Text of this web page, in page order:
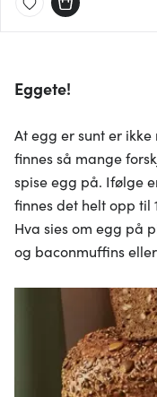
Eggete!
At egg er sunt er
finnes så mange
spise egg på. Ifølge
finnes det helt opp til
Hva sies om egg på
og baconmuffins